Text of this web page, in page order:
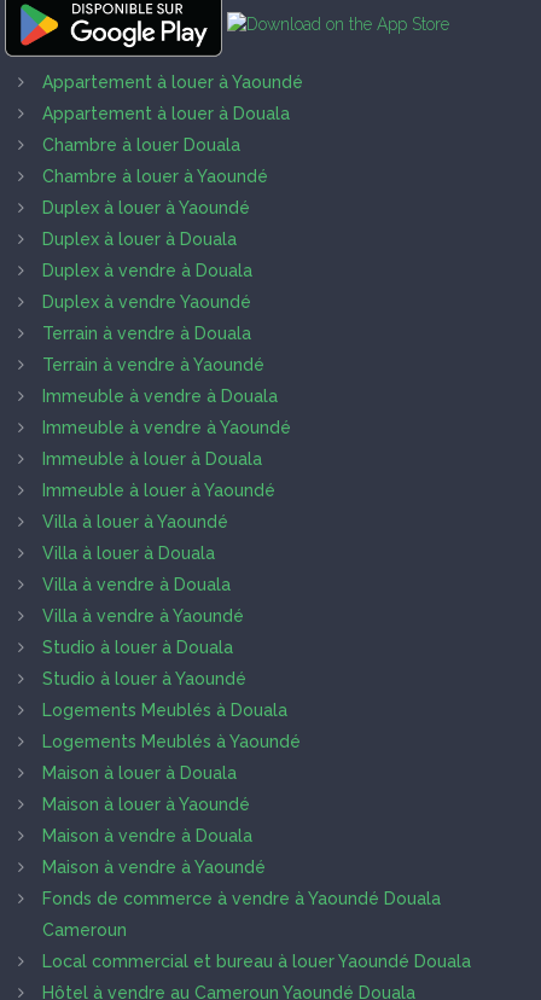
Appartement à louer à Yaoundé
Appartement à louer à Douala
Chambre à louer Douala
Chambre à louer à Yaoundé
Duplex à louer à Yaoundé
Duplex à louer à Douala
Duplex à vendre à Douala
Duplex à vendre Yaoundé
Terrain à vendre à Douala
Terrain à vendre à Yaoundé
Immeuble à vendre à Douala
Immeuble à vendre à Yaoundé
Immeuble à louer à Douala
Immeuble à louer à Yaoundé
Villa à louer à Yaoundé
Villa à louer à Douala
Villa à vendre à Douala
Villa à vendre à Yaoundé
Studio à louer à Douala
Studio à louer à Yaoundé
Logements Meublés à Douala
Logements Meublés à Yaoundé
Maison à louer à Douala
Maison à louer à Yaoundé
Maison à vendre à Douala
Maison à vendre à Yaoundé
Fonds de commerce à vendre à Yaoundé Douala
Cameroun
Local commercial et bureau à louer Yaoundé Douala
Hôtel à vendre au Cameroun Yaoundé Douala